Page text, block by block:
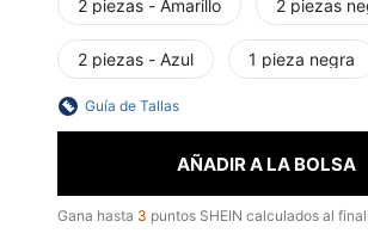
2 piezas - Amarillo 2 piezas
2 piezas - Azul 1 pieza negra
Guía de Tallas
AÑADIR A LA BOLSA
Gana hasta 3 puntos SHEIN calculados al